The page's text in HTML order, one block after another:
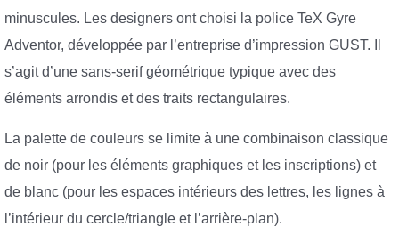
minuscules. Les designers ont choisi la police TeX Gyre
Adventor, développée par l’entreprise d’impression GUST. Il
s’agit d’une sans-serif géométrique typique avec des
éléments arrondis et des traits rectangulaires.
La palette de couleurs se limite à une combinaison classique
de noir (pour les éléments graphiques et les inscriptions) et
de blanc (pour les espaces intérieurs des lettres, les lignes à
l’intérieur du cercle/triangle et l’arrière-plan).